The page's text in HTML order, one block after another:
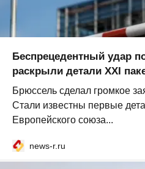
Беспрецедентный удар
раскрыли детали XXI
Брюссель сделал громкое
Стали известны первые
Европейского союза...
news-r.ru